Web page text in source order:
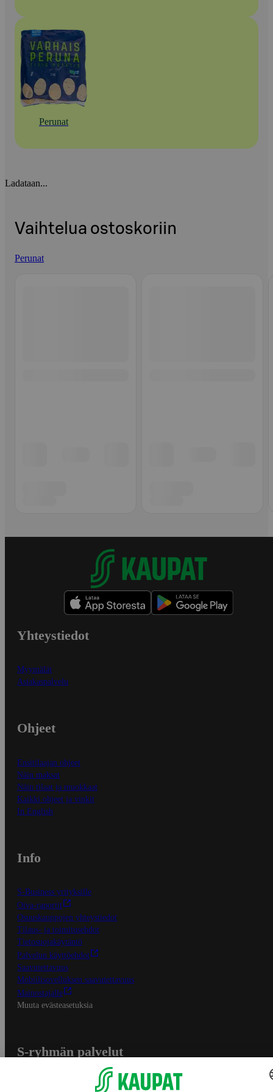
Perunat
Ladataan...
Vaihtelua ostoskoriin
Perunat
Yhteystiedot
Myymälät
Asiakaspalvelu
Ohjeet
Ensitilaajan ohjeet
Näin maksat
Näin tilaat ja muokkaat
Kaikki ohjeet ja vinkit
In English
Info
S-Business yrityksille
Oiva-raportit
Osuuskauppojen yhteystiedot
Tilaus- ja toimitusehdot
Tietosuojakäytäntö
Palvelun käyttöehdot
Saavutettavuus
Mobiilisovelluksen saavutettavuus
Mainostajalle
Muuta evästeasetuksia
S-ryhmän palvelut